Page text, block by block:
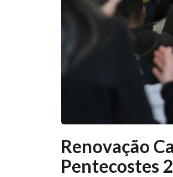
Renovação
Pentecostes